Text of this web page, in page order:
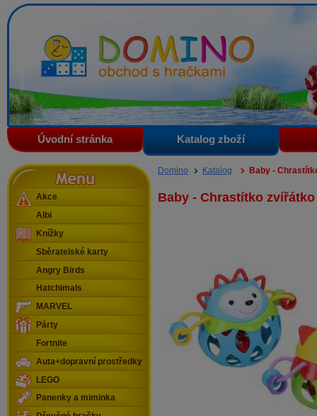
Domino - obchod s hračkami
Úvodní stránka Katalog zboží
Domino Katalog Baby -
Baby - Chrastítko zvířátko
Menu
Akce
Albi
Knížky
Sběratelské karty
Angry Birds
Hatchimals
MARVEL
Párty
Fortnite
Auta+dopravní prostředky
LEGO
Panenky a miminka